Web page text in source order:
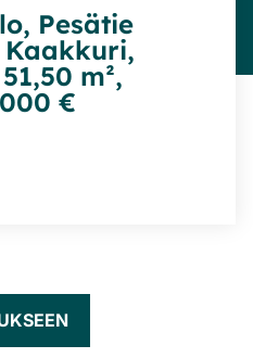
Pesätie
Kaakkuri,
m²,
€